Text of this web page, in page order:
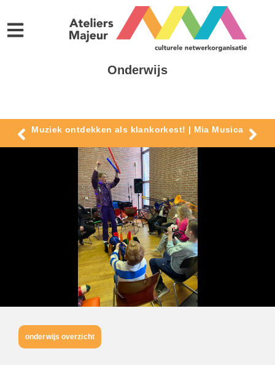
Onderwijs
Muziek ontdekken als klankorkest! | Mia Musica
onderwijs overzicht